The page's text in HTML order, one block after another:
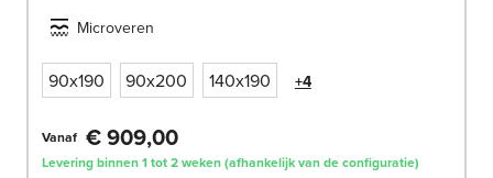
Microveren
90x190 90x200 140x190 +4
Vanaf € 909,00
Levering binnen 1 tot 2 weken (afhankelijk van de configuratie)